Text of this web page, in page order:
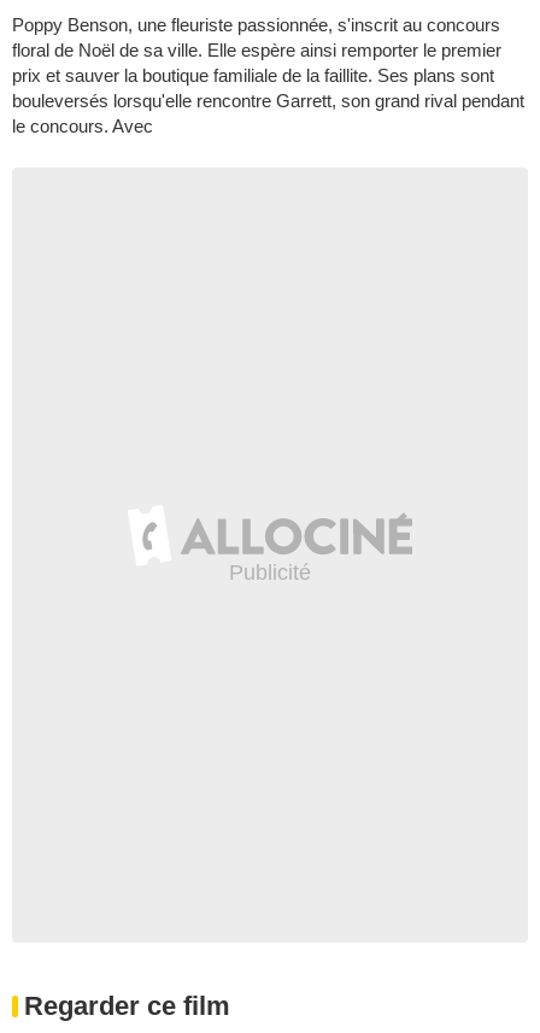
Poppy Benson, une fleuriste passionnée, s'inscrit au concours
floral de Noël de sa ville. Elle espère ainsi remporter le premier
prix et sauver la boutique familiale de la faillite. Ses plans sont
bouleversés lorsqu'elle rencontre Garrett, son grand rival pendant
le concours. Avec
Regarder ce film